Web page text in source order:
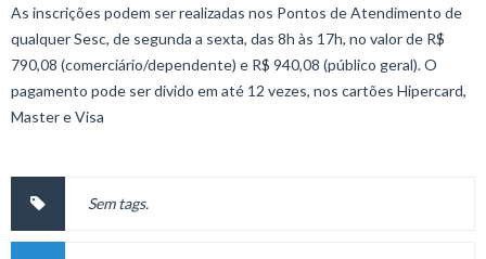
As inscrições podem ser realizadas nos Pontos de Atendimento de
qualquer Sesc, de segunda a sexta, das 8h às 17h, no valor de R$
790,08 (comerciário/dependente) e R$ 940,08 (público geral). O
pagamento pode ser divido em até 12 vezes, nos cartões Hipercard,
Master e Visa
Sem tags.